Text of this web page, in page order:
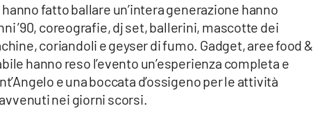
fatto ballare un’intera generazione hanno
’90, coreografie, dj set, ballerini, mascotte dei
coriandoli e geyser di fumo. Gadget, aree food &
hanno reso l’evento un’esperienza completa e
e una boccata d’ossigeno per le attività
nei giorni scorsi.